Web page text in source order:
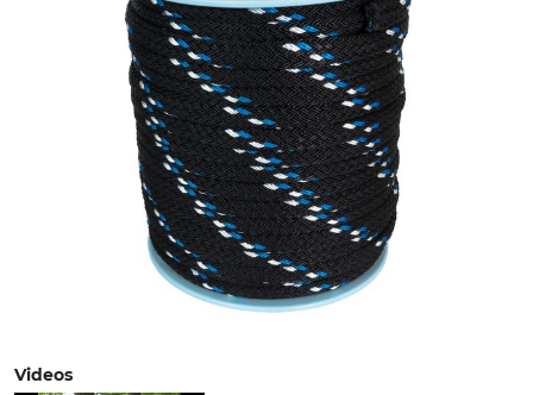
Videos